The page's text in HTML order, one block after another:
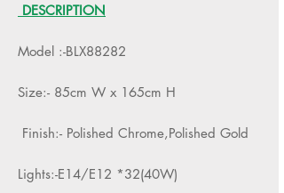
DESCRIPTION
Model :-BLX88282
Size:- 85cm W x 165cm H
Finish:- Polished Chrome,Polished Gold
Lights:-E14/E12 *32(40W)